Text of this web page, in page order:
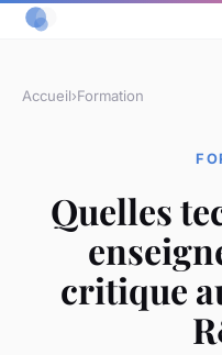
Accueil›Formation
Quelles
critique